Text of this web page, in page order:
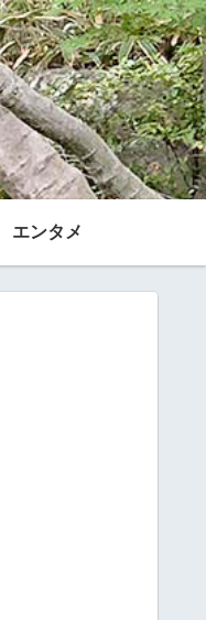
エンタメ